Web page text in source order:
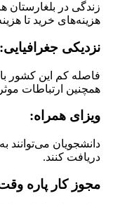
زندگی در بلغارستان
هزینه‌های خرید تا
نزدیکی جغرافیایی:
فاصله کم این کشور
همچنین ارتباطات
ویزای همراه:
دانشجویان می‌توانند
دریافت کنند.
مجوز کار پاره